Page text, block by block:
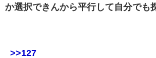
か選択できんから平行して自分でも
>>127